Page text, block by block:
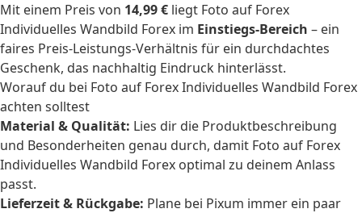
Mit einem Preis von 14,99 € liegt Foto auf Forex
Individuelles Wandbild Forex im Einstiegs-Bereich – ein
faires Preis-Leistungs-Verhältnis für ein durchdachtes
Geschenk, das nachhaltig Eindruck hinterlässt.
Worauf du bei Foto auf Forex Individuelles Wandbild Forex
achten solltest
Material & Qualität: Lies dir die Produktbeschreibung
und Besonderheiten genau durch, damit Foto auf Forex
Individuelles Wandbild Forex optimal zu deinem Anlass
passt.
Lieferzeit & Rückgabe: Plane bei Pixum immer ein paar